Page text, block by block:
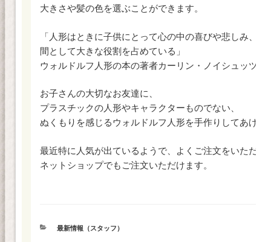
大きさや髪の色を選ぶことができます。
「人形はときに子供にとって心の中の喜びや悲しみ、
間として大きな役割を占めている」
ウォルドルフ人形の本の著者カーリン・ノイシュッツは
お子さんの大切なお友達に、
プラスチックの人形やキャラクターものでない、
ぬくもりを感じるウォルドルフ人形を手作りしてあげま
最近特に人気が出ているようで、よくご注文をいただい
ネットショップでもご注文いただけます。
カ
最新情報（スタッフ）